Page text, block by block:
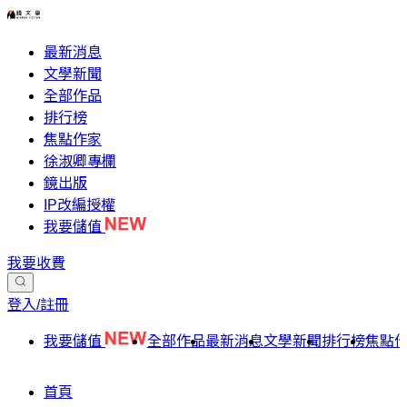
最新消息
文學新聞
全部作品
排行榜
焦點作家
徐淑卿專欄
鏡出版
IP改編授權
我要儲值
我要收費
登入/註冊
我要儲值 全部作品最新消息文學新聞排行榜焦點
首頁